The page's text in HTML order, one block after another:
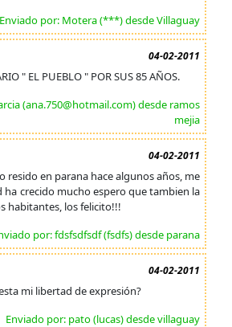
Enviado por: Motera (***) desde Villaguay
04-02-2011
" EL PUEBLO " POR SUS 85 AÑOS.
(ana.750@hotmail.com) desde ramos
mejia
04-02-2011
resido en parana hace algunos años, me
ha crecido mucho espero que tambien la
habitantes, los felicito!!!
por: fdsfsdfsdf (fsdfs) desde parana
04-02-2011
mi libertad de expresión?
Enviado por: pato (lucas) desde villaguay